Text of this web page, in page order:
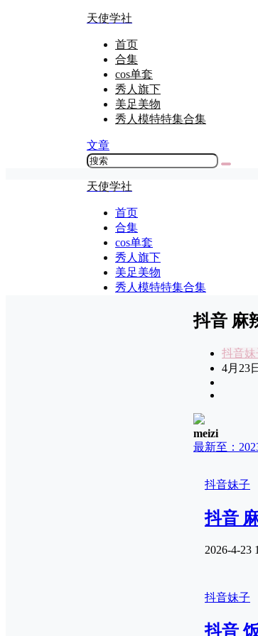
天使学社
首页
合集
cos单套
秀人旗下
美足美物
秀人模特特集合集
文章
天使学社
首页
合集
cos单套
秀人旗下
美足美物
秀人模特特集合集
抖音 麻
抖音妹
4月23日
meizi
最新至：
抖音妹子
抖音
2026-4-23
抖音妹子
抖音